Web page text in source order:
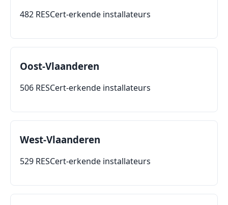
482 RESCert-erkende installateurs
Oost-Vlaanderen
506 RESCert-erkende installateurs
West-Vlaanderen
529 RESCert-erkende installateurs